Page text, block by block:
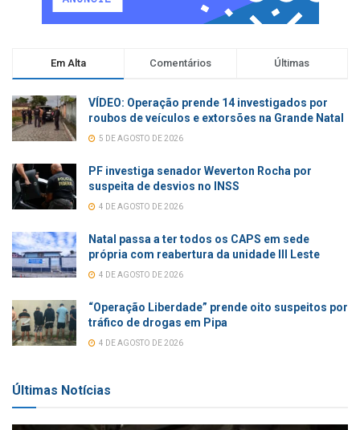
Em Alta Comentários Últimas
VÍDEO: Operação prende 14 investigados por
roubos de veículos e extorsões na Grande Natal
5 DE AGOSTO DE 2026
PF investiga senador Weverton Rocha por
suspeita de desvios no INSS
4 DE AGOSTO DE 2026
Natal passa a ter todos os CAPS em sede
própria com reabertura da unidade III Leste
4 DE AGOSTO DE 2026
“Operação Liberdade” prende oito suspeitos por
tráfico de drogas em Pipa
4 DE AGOSTO DE 2026
Últimas Notícias